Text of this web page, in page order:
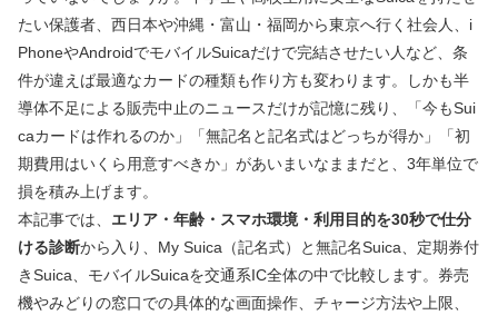
たい保護者、西日本や沖縄・富山・福岡から東京へ行く社会人、i
PhoneやAndroidでモバイルSuicaだけで完結させたい人など、条
件が違えば最適なカードの種類も作り方も変わります。しかも半
導体不足による販売中止のニュースだけが記憶に残り、「今もSui
caカードは作れるのか」「無記名と記名式はどっちが得か」「初
期費用はいくら用意すべきか」があいまいなままだと、3年単位で
損を積み上げます。
本記事では、 エリア・年齢・スマホ環境・利用目的を30秒で仕分
ける診断から入り、My Suica（記名式）と無記名Suica、定期券付
きSuica、モバイルSuicaを交通系IC全体の中で比較します。券売
機やみどりの窓口での具体的な画面操作、チャージ方法や上限、